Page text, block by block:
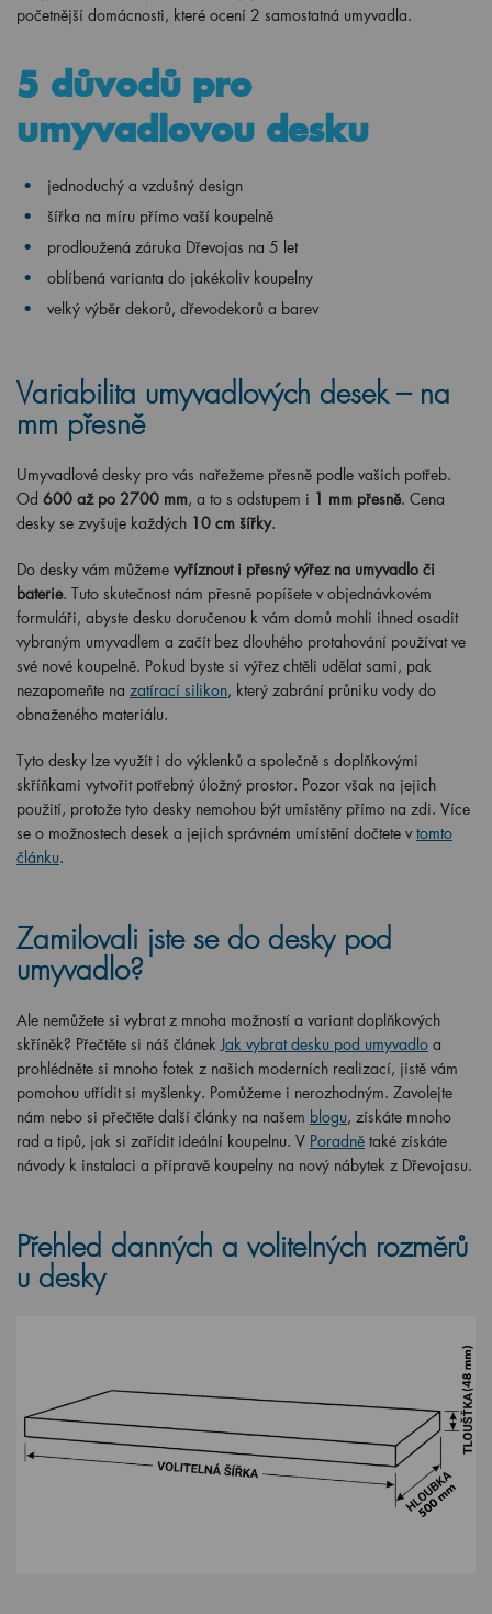
početnější domácnosti, které ocení 2 samostatná umyvadla.
5 důvodů pro
umyvadlovou desku
jednoduchý a vzdušný design
šířka na míru přímo vaší koupelně
prodloužená záruka Dřevojas na 5 let
oblíbená varianta do jakékoliv koupelny
velký výběr dekorů, dřevodekorů a barev
Variabilita umyvadlových desek – na
mm přesně
Umyvadlové desky pro vás nařežeme přesně podle vašich potřeb.
Od 600 až po 2700 mm, a to s odstupem i 1 mm přesně. Cena
desky se zvyšuje každých 10 cm šířky.
Do desky vám můžeme vyříznout i přesný výřez na umyvadlo či
baterie. Tuto skutečnost nám přesně popíšete v objednávkovém
formuláři, abyste desku doručenou k vám domů mohli ihned osadit
vybraným umyvadlem a začít bez dlouhého protahování používat ve
své nové koupelně. Pokud byste si výřez chtěli udělat sami, pak
nezapomeňte na zatírací silikon, který zabrání průniku vody do
obnaženého materiálu.
Tyto desky lze využít i do výklenků a společně s doplňkovými
skříňkami vytvořit potřebný úložný prostor. Pozor však na jejich
použití, protože tyto desky nemohou být umístěny přímo na zdi. Více
se o možnostech desek a jejich správném umístění dočtete vtomto
článku.
Zamilovali jste se do desky pod
umyvadlo?
Ale nemůžete si vybrat z mnoha možností a variant doplňkových
skříněk? Přečtěte si náš článekJak vybrat desku pod umyvadlo a
prohlédněte si mnoho fotek z našich moderních realizací, jistě vám
pomohou utřídit si myšlenky. Pomůžeme i nerozhodným. Zavolejte
nám nebo si přečtěte další články na našem blogu, získáte mnoho
rad a tipů, jak si zařídit ideální koupelnu. V Poradně také získáte
návody k instalaci a přípravě koupelny na nový nábytek z Dřevojasu.
Přehled danných a volitelných rozměrů
u desky